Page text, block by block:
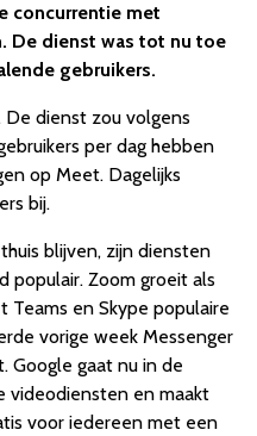
concurrentie met
De dienst was tot nu toe
gebruikers.
dienst zou volgens
per dag hebben
op Meet. Dagelijks
bij.
blijven, zijn diensten
populair. Zoom groeit als
en Skype populaire
vorige week Messenger
Google gaat nu in de
videodiensten en maakt
voor iedereen met een